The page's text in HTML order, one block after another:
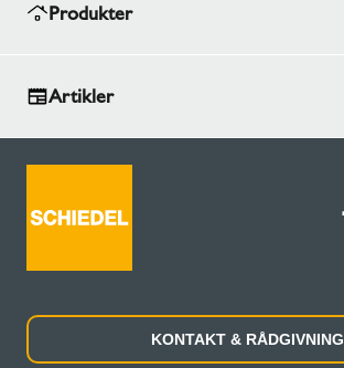
Produkter
Artikler
KONTAKT & RÅDGIVNING